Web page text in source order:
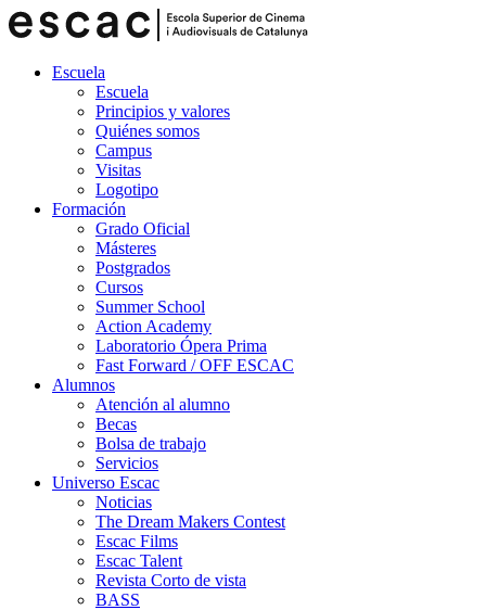
Escuela
Escuela
Principios y valores
Quiénes somos
Campus
Visitas
Logotipo
Formación
Grado Oficial
Másteres
Postgrados
Cursos
Summer School
Action Academy
Laboratorio Ópera Prima
Fast Forward / OFF ESCAC
Alumnos
Atención al alumno
Becas
Bolsa de trabajo
Servicios
Universo Escac
Noticias
The Dream Makers Contest
Escac Films
Escac Talent
Revista Corto de vista
BASS